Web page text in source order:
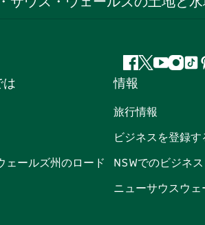
フ
ェ
イ
ブ
ッ
ツ
ッ
ー
ユ
ー
ブ
イ
グ
ラ
テ
ト
は
ェールズ州のロード
情報
旅行情報
ビジネスを登録す
NSWでのビジネス
ニューサウスウェ